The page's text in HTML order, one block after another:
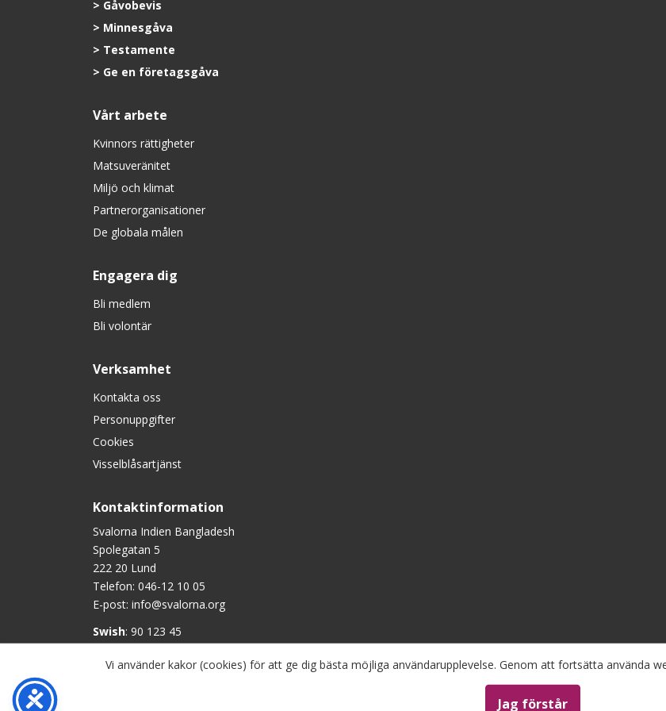
Gåvobevis
Minnesgåva
Testamente
Ge en företagsgåva
Vårt arbete
Kvinnors rättigheter
Matsuveränitet
Miljö och klimat
Partnerorganisationer
De globala målen
Engagera dig
Bli medlem
Bli volontär
Verksamhet
Kontakta oss
Personuppgifter
Cookies
Visselblåsartjänst
Kontaktinformation
Svalorna Indien Bangladesh
Spolegatan 5
222 20 Lund
Telefon: 046-12 10 05
E-post: info@svalorna.org
Swish: 90 123 45
Bankgiro: 901-2345
Vi använder kakor (cookies) för att ge dig bästa möjliga användarupplevelse. Genom att fortsätta använda
Jag förstår